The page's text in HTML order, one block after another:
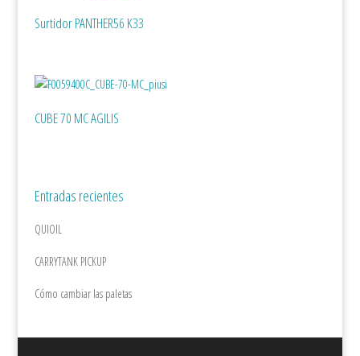
Surtidor PANTHER56 K33
CUBE 70 MC AGILIS
Entradas recientes
QUIOIL
CARRYTANK PICKUP
Cómo cambiar las paletas